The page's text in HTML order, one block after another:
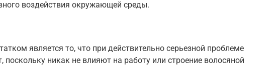
воздействия окружающей среды.
является то, что при действительно серьезной проблеме
поскольку никак не влияют на работу или строение волосяной